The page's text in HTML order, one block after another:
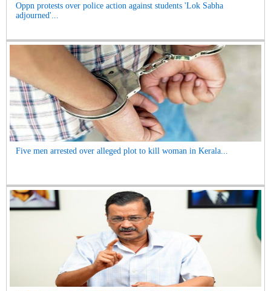
Oppn protests over police action against students 'Lok Sabha
adjourned'...
Five men arrested over alleged plot to kill woman in Kerala...